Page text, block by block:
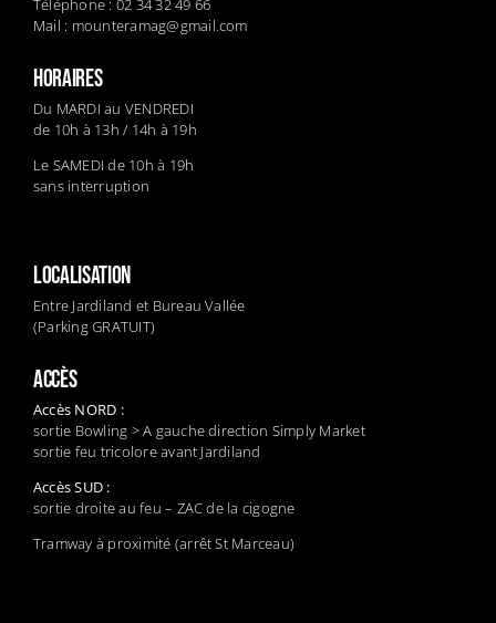
Téléphone : 02 34 32 49 66
Mail : mounteramag@gmail.com
HORAIRES
Du MARDI au VENDREDI
de 10h à 13h / 14h à 19h
Le SAMEDI de 10h à 19h
sans interruption
LOCALISATION
Entre Jardiland et Bureau Vallée
(Parking GRATUIT)
ACCÈS
Accès NORD :
sortie Bowling > A gauche direction Simply Market
sortie feu tricolore avant Jardiland
Accès SUD :
sortie droite au feu – ZAC de la cigogne
Tramway à proximité (arrêt St Marceau)